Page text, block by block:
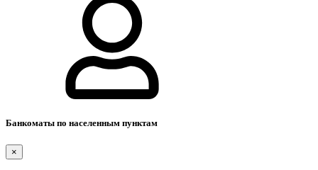
Банкоматы по населенным пунктам
×